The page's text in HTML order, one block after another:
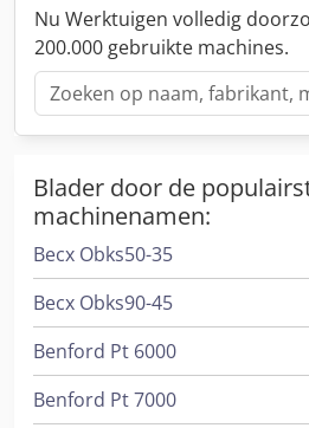
Nu Werktuigen volledig
200.000 gebruikte machines.
Blader door de
machinenamen:
Becx Obks50-35
Becx Obks90-45
Benford Pt 6000
Benford Pt 7000